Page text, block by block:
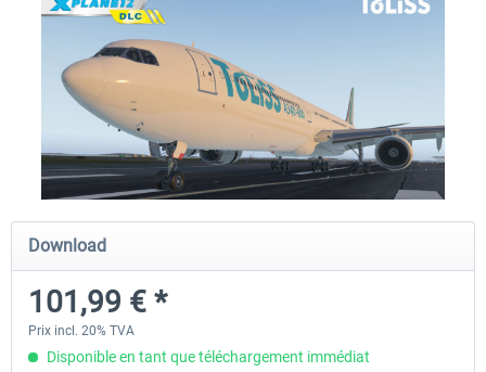
Diamond DA-62
38,27 € *
Cessna 208 Grand Caravan
Download
101,99 € *
Prix incl. 20% TVA
Disponible en tant que téléchargement immédiat